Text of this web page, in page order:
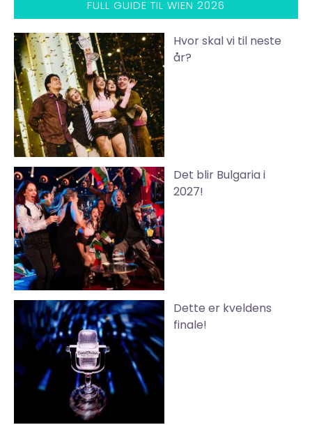
FULL GUIDE TIL WIEN 2026
Hvor skal vi til neste
år?
Det blir Bulgaria i
2027!
Dette er kveldens
finale!